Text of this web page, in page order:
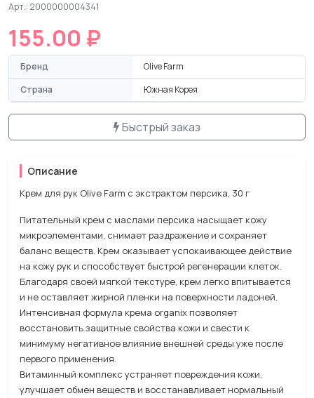
Арт.: 2000000004341
155.00 ₽
Бренд
Olive Farm
Страна
Южная Корея
Быстрый заказ
Описание
Крем для рук Olive Farm с экстрактом персика, 30 г
Питательный крем с маслами персика насыщает кожу
микроэлементами, снимает раздражение и сохраняет
баланс веществ. Крем оказывает успокаивающее действие
на кожу рук и способствует быстрой регенерации клеток.
Благодаря своей мягкой текстуре, крем легко впитывается
и не оставляет жирной пленки на поверхности ладоней.
Интенсивная формула крема organix позволяет
восстановить защитные свойства кожи и свести к
минимуму негативное влияние внешней среды уже после
первого применения.
Витаминный комплекс устраняет повреждения кожи,
улучшает обмен веществ и восстанавливает нормальный